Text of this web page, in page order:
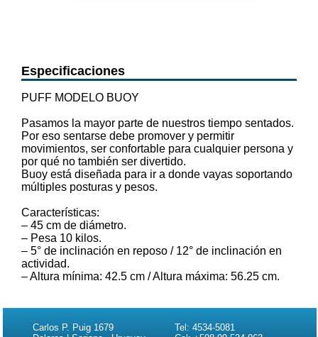
Especificaciones
PUFF MODELO BUOY
Pasamos la mayor parte de nuestros tiempo sentados.
Por eso sentarse debe promover y permitir
movimientos, ser confortable para cualquier persona y
por qué no también ser divertido.
Buoy está diseñada para ir a donde vayas soportando
múltiples posturas y pesos.
Características:
– 45 cm de diámetro.
– Pesa 10 kilos.
– 5° de inclinación en reposo / 12° de inclinación en
actividad.
– Altura mínima: 42.5 cm / Altura máxima: 56.25 cm.
Tel: 4534-5081
Carlos P. Puig 1679